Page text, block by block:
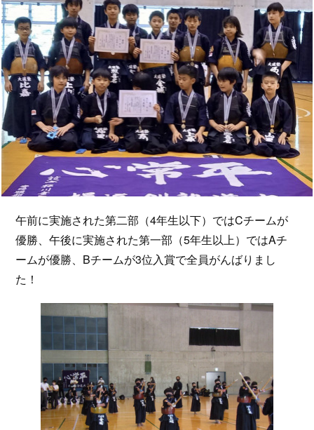
午前に実施された第二部（4年生以下）ではCチームが
優勝、午後に実施された第一部（5年生以上）ではAチ
ームが優勝、Bチームが3位入賞で全員がんばりまし
た！